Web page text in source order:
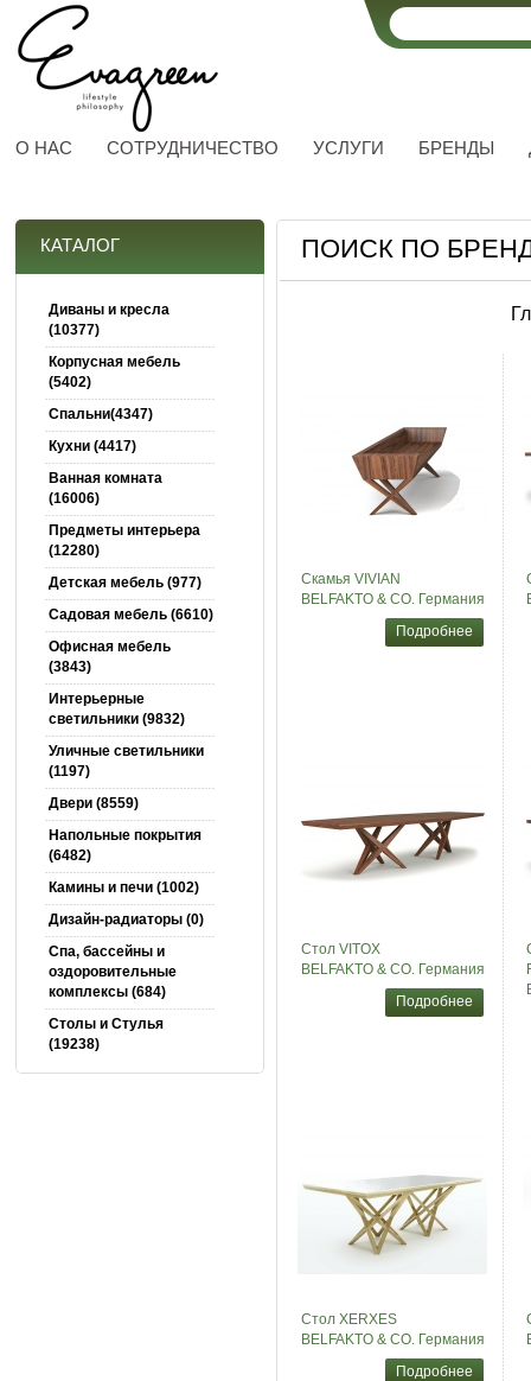
О НАС СОТРУДНИЧЕСТВО УСЛУГИ БРЕНДЫ
КАТАЛОГ
Диваны и кресла
(10377)
Корпусная мебель
(5402)
Спальни(4347)
Кухни (4417)
Ванная комната
(16006)
Предметы интерьера
(12280)
Детская мебель (977)
Садовая мебель (6610)
Офисная мебель
(3843)
Интерьерные
светильники (9832)
Уличные светильники
(1197)
Двери (8559)
Напольные покрытия
(6482)
Камины и печи (1002)
Дизайн-радиаторы (0)
Спа, бассейны и
оздоровительные
комплексы (684)
Столы и Cтулья
(19238)
ПОИСК ПО
Скамья VIVIAN
BELFAKTO & CO. Германия
Подробнее
Стол VITOX
BELFAKTO & CO. Германия
Подробнее
Стол XERXES
BELFAKTO & CO. Германия
Подробнее